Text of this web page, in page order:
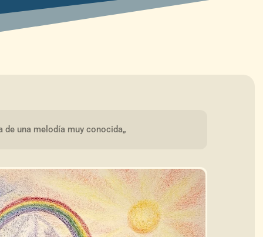
de una melodía muy conocida„